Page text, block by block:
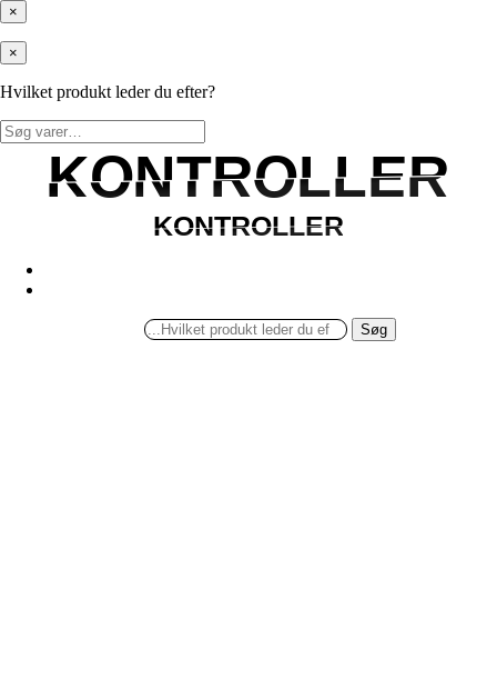
×
×
Hvilket produkt leder du efter?
Søg
efter:
KONTROLLER
KONTROLLER
KONTROLLER
KONTROLLER
Søg